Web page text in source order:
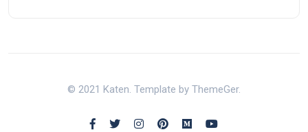
© 2021 Katen. Template by ThemeGer.